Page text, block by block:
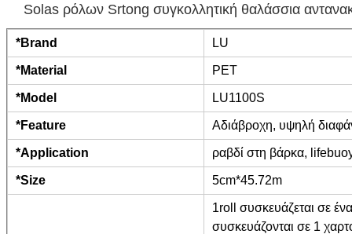
Solas ρόλων Srtong συγκολλητική θαλάσσια
*Brand LU
*Material PET
*Model LU1100S
*Feature Αδιάβροχη, υψηλή
*Application ραβδί στη βάρκα,
*Size 5cm*45.72m
1roll συσκευάζεται σε
συσκευάζονται σε 1